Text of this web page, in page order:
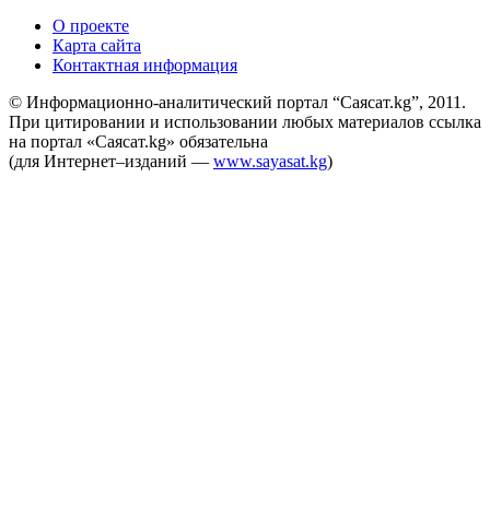
О проекте
Карта сайта
Контактная информация
© Информационно-аналитический портал “Саясат.kg”, 2011.
При цитировании и использовании любых материалов ссылка
на портал «Саясат.kg» обязательна
(для Интернет–изданий — www.sayasat.kg)